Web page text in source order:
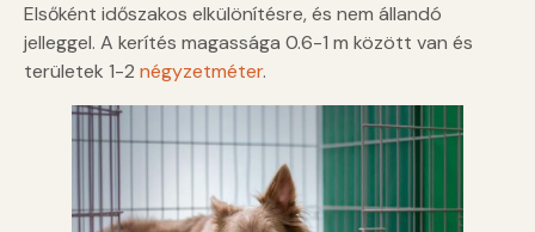
Elsőként időszakos elkülönítésre, és nem állandó
jelleggel. A kerítés magassága 0.6-1 m között van és
területek 1-2 négyzetméter.